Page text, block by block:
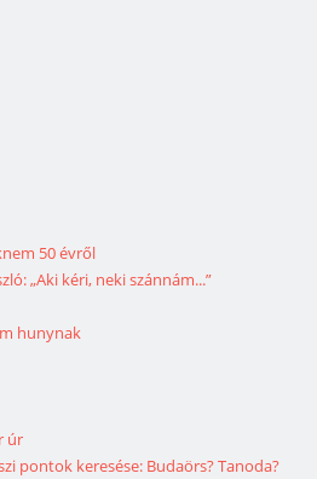
50 évről
„Aki kéri, neki szánnám...”
hunynak
úr
pontok keresése: Budaörs? Tanoda?